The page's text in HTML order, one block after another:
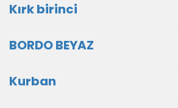
Kırk birinci
BORDO BEYAZ
Kurban